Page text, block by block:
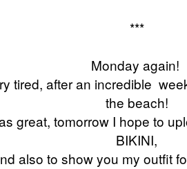
***
Monday again!
tired, after an incredible
the beach!
great, tomorrow I hope to
BIKINI,
also to show you my outfit